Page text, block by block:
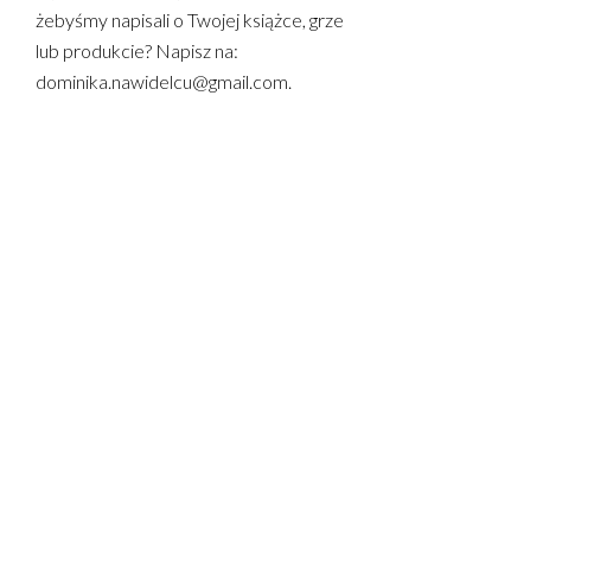
żebyśmy napisali o Twojej książce, grze
lub produkcie? Napisz na:
dominika.nawidelcu@gmail.com.